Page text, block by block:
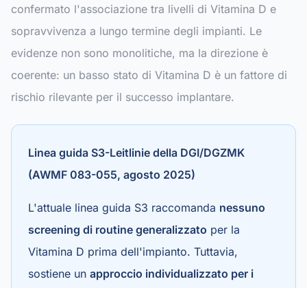
confermato l'associazione tra livelli di Vitamina D e
sopravvivenza a lungo termine degli impianti. Le
evidenze non sono monolitiche, ma la direzione è
coerente: un basso stato di Vitamina D è un fattore di
rischio rilevante per il successo implantare.
Linea guida S3-Leitlinie della DGI/DGZMK
(AWMF 083-055, agosto 2025)
L'attuale linea guida S3 raccomanda nessuno
screening di routine generalizzato per la
Vitamina D prima dell'impianto. Tuttavia,
sostiene un approccio individualizzato per i